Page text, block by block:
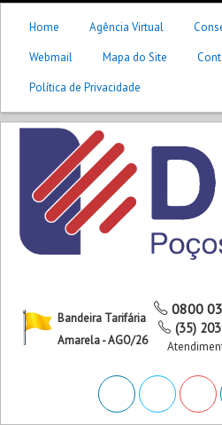
Home Agência Virtual
Webmail
Mapa do Site
Política de Privacidade
Bandeira Tarifária
Amarela - AGO/26
0800
(35)